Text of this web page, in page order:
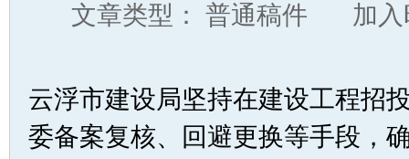
文章类型： 普通稿件 加入
云浮市建设局坚持在建设工程招
委备案复核、回避更换等手段，